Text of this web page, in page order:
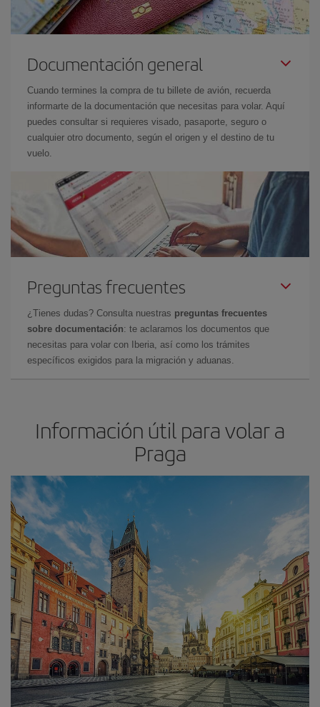
Documentación general
Cuando termines la compra de tu billete de avión, recuerda
informarte de la documentación que necesitas para volar. Aquí
puedes consultar si requieres visado, pasaporte, seguro o
cualquier otro documento, según el origen y el destino de tu
vuelo.
Preguntas frecuentes
¿Tienes dudas? Consulta nuestras preguntas frecuentes
sobre documentación: te aclaramos los documentos que
necesitas para volar con Iberia, así como los trámites
específicos exigidos para la migración y aduanas.
Información útil para volar a
Praga